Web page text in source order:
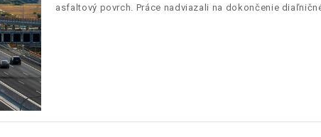
asfaltový povrch. Práce nadviazali na dokončenie